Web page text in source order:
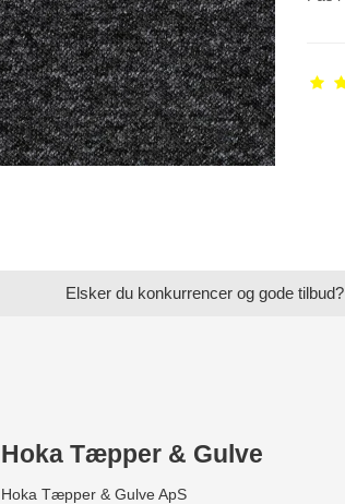
Elsker du konkurrencer og gode tilbud?
Hoka Tæpper & Gulve
Hoka Tæpper & Gulve ApS